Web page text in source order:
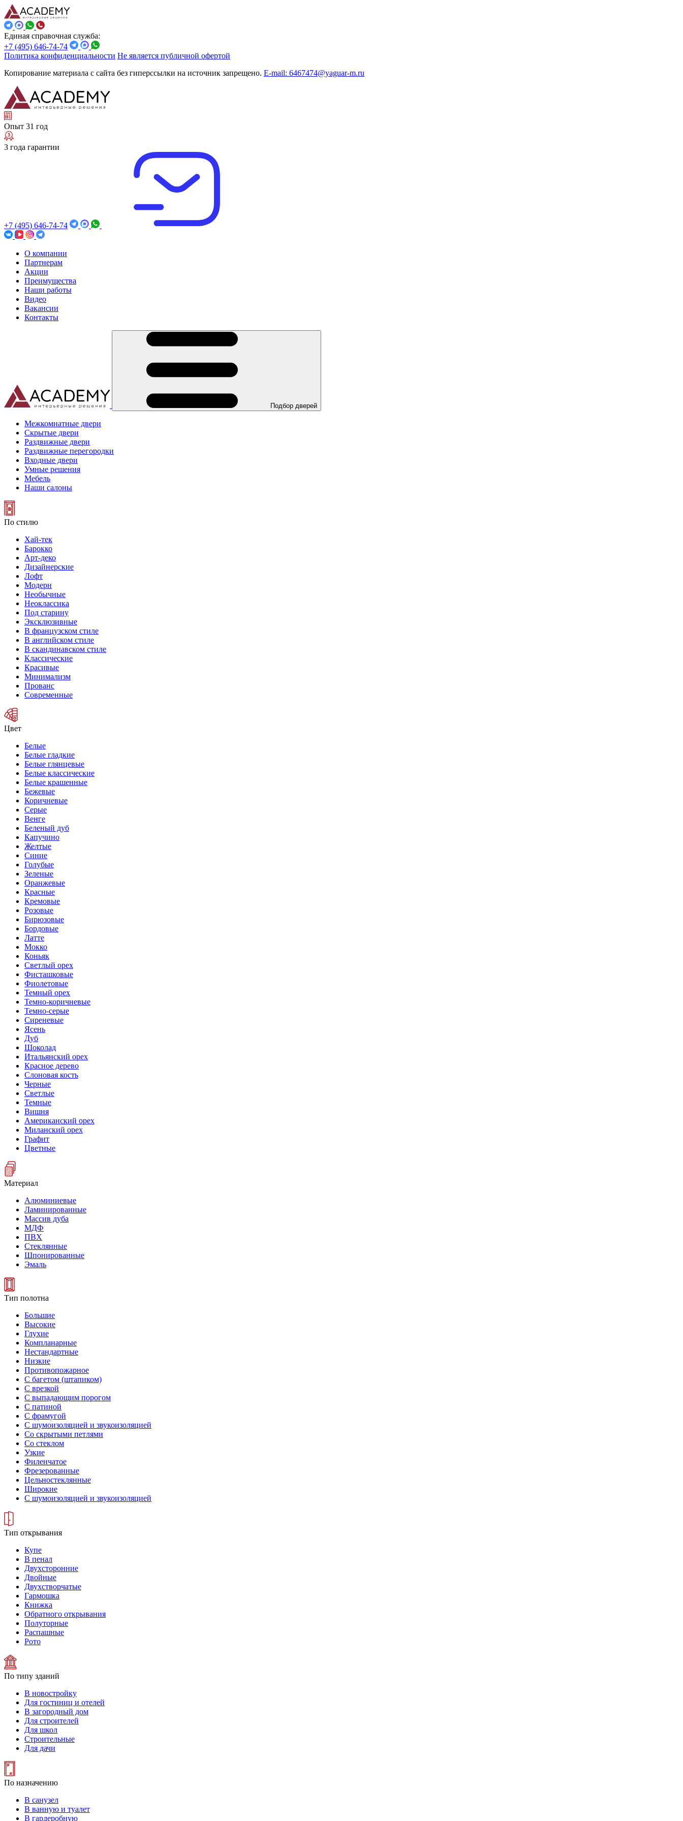
Единая справочная служба:
+7 (495) 646-74-74
Политика конфиденциальности Не является публичной офертой
Копирование материала с сайта без гиперссылки на источник запрещено. E-mail: 6467474@yaguar-m.ru
Опыт 31 год
3 года гарантии
+7 (495) 646-74-74
О компании
Партнерам
Акции
Преимущества
Наши работы
Видео
Вакансии
Контакты
Подбор дверей
Межкомнатные двери
Скрытые двери
Раздвижные двери
Раздвижные перегородки
Входные двери
Умные решения
Мебель
Наши салоны
По стилю
Хай-тек
Барокко
Арт-деко
Дизайнерские
Лофт
Модерн
Необычные
Неоклассика
Под старину
Эксклюзивные
В французском стиле
В английском стиле
В скандинавском стиле
Классические
Красивые
Минимализм
Прованс
Современные
Цвет
Белые
Белые гладкие
Белые глянцевые
Белые классические
Белые крашенные
Бежевые
Коричневые
Серые
Венге
Беленый дуб
Капучино
Желтые
Синие
Голубые
Зеленые
Оранжевые
Красные
Кремовые
Розовые
Бирюзовые
Бордовые
Латте
Мокко
Коньяк
Светлый орех
Фисташковые
Фиолетовые
Темный орех
Темно-коричневые
Темно-серые
Сиреневые
Ясень
Дуб
Шоколад
Итальянский орех
Красное дерево
Слоновая кость
Черные
Светлые
Темные
Вишня
Американский орех
Миланский орех
Графит
Цветные
Материал
Алюминиевые
Ламинированные
Массив дуба
МДФ
ПВХ
Стеклянные
Шпонированные
Эмаль
Тип полотна
Большие
Высокие
Глухие
Компланарные
Нестандартные
Низкие
Противопожарное
С багетом (штапиком)
С врезкой
С выпадающим порогом
С патиной
С фрамугой
С шумоизоляцией и звукоизоляцией
Со скрытыми петлями
Со стеклом
Узкие
Филенчатое
Фрезерованные
Цельностеклянные
Широкие
С шумоизоляцией и звукоизоляцией
Тип открывания
Купе
В пенал
Двухсторонние
Двойные
Двухстворчатые
Гармошка
Книжка
Обратного открывания
Полуторные
Распашные
Рото
По типу зданий
В новостройку
Для гостиниц и отелей
В загородный дом
Для строителей
Для школ
Строительные
Для дачи
По назначению
В санузел
В ванную и туалет
В гардеробную